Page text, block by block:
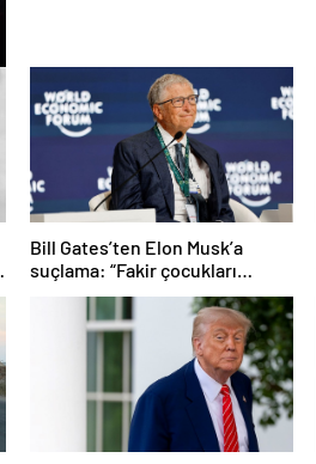
Bill Gates’ten Elon Musk’a
suçlama: “Fakir çocukları
öldürdü”